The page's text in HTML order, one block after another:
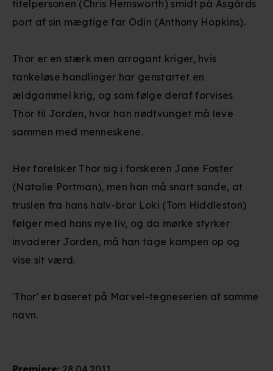
titelpersonen (Chris Hemsworth) smidt på Asgårds
port af sin mægtige far Odin (Anthony Hopkins).
Thor er en stærk men arrogant kriger, hvis
tankeløse handlinger har genstartet en
ældgammel krig, og som følge deraf forvises
Thor til Jorden, hvor han nødtvunget må leve
sammen med menneskene.
Her forelsker Thor sig i forskeren Jane Foster
(Natalie Portman), men han må snart sande, at
truslen fra hans halv-bror Loki (Tom Hiddleston)
følger med hans nye liv, og da mørke styrker
invaderer Jorden, må han tage kampen op og
vise sit værd.
'Thor' er baseret på Marvel-tegneserien af samme
navn.